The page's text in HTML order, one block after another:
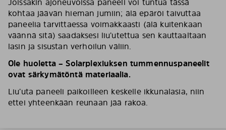
kohtaa jäävän hieman jumiin; älä epäröi taivuttaa
paneelia tarvittaessa voimakkaasti (älä kuitenkaan
väännä sitä) saadaksesi liu’utettua sen kauttaaltaan
lasin ja sisustan verhoilun väliin.
Ole huoletta – Solarplexiuksen tummennuspaneelit
ovat särkymätöntä materiaalia.
Liu’uta paneeli paikoilleen keskelle ikkunalasia, niin
ettei yhteenkään reunaan jää rakoa.